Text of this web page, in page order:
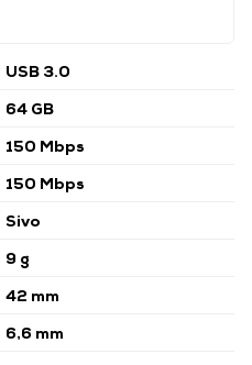
USB 3.0
64 GB
150 Mbps
150 Mbps
Sivo
9 g
42 mm
6,6 mm